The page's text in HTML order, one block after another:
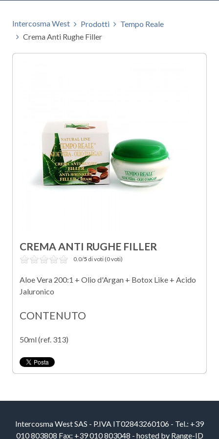
Intercosma West Prodotti
Tempo Reale
Crema Anti Rughe Filler
CREMA ANTI RUGHE FILLER
0.0/5 di voti (0 voti)
Aloe Vera 200:1 + Olio d'Argan + Botox Like + Acido
Jaluronico
CONTENUTO
50ml (ref. 313)
Intercosma West SAS - P.IVA IT02843260106 - Tel.: +39
010 803808 Fax: +39 010 803048 - hosted by Range-ID